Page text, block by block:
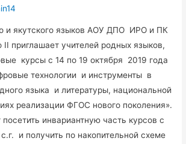
и якутского языков АОУ ДПО ИРО и ПК
приглашает учителей родных языков,
курсы с 14 по 19 октября 2019 года
технологии и инструменты в
языка и литературы, национальной
реализации ФГОС нового поколения».
инвариантную часть курсов с
и получить по накопительной схеме